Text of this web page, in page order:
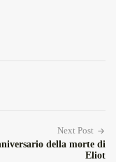
Next Post
della morte di
Eliot